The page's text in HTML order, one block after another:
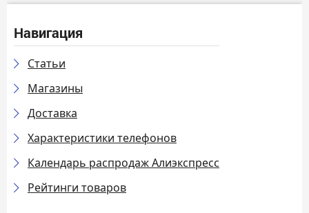
Навигация
Статьи
Магазины
Доставка
Характеристики телефонов
Календарь распродаж Алиэкспресс
Рейтинги товаров